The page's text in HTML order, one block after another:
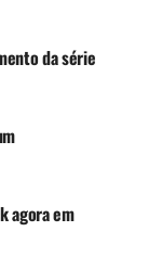
tap
fone de
C com
um pedal de
volume ou
ou ativar e
da série
agora em